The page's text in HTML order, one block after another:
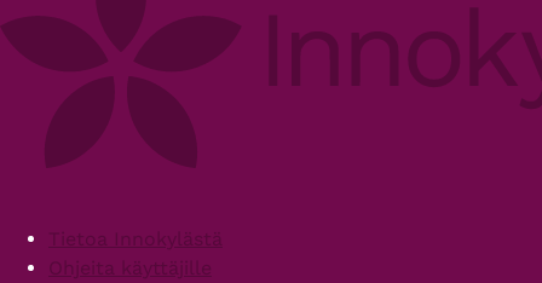
FooterTietoa Innokylästä
Ohjeita käyttäjille